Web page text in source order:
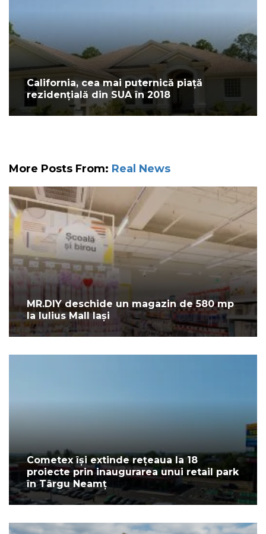
California, cea mai puternică piață
rezidențială din SUA în 2018
More Posts From: Real News
MR.DIY deschide un magazin de 580 mp
la Iulius Mall Iași
Cometex își extinde rețeaua la 18
proiecte prin inaugurarea unui retail park
în Târgu Neamț